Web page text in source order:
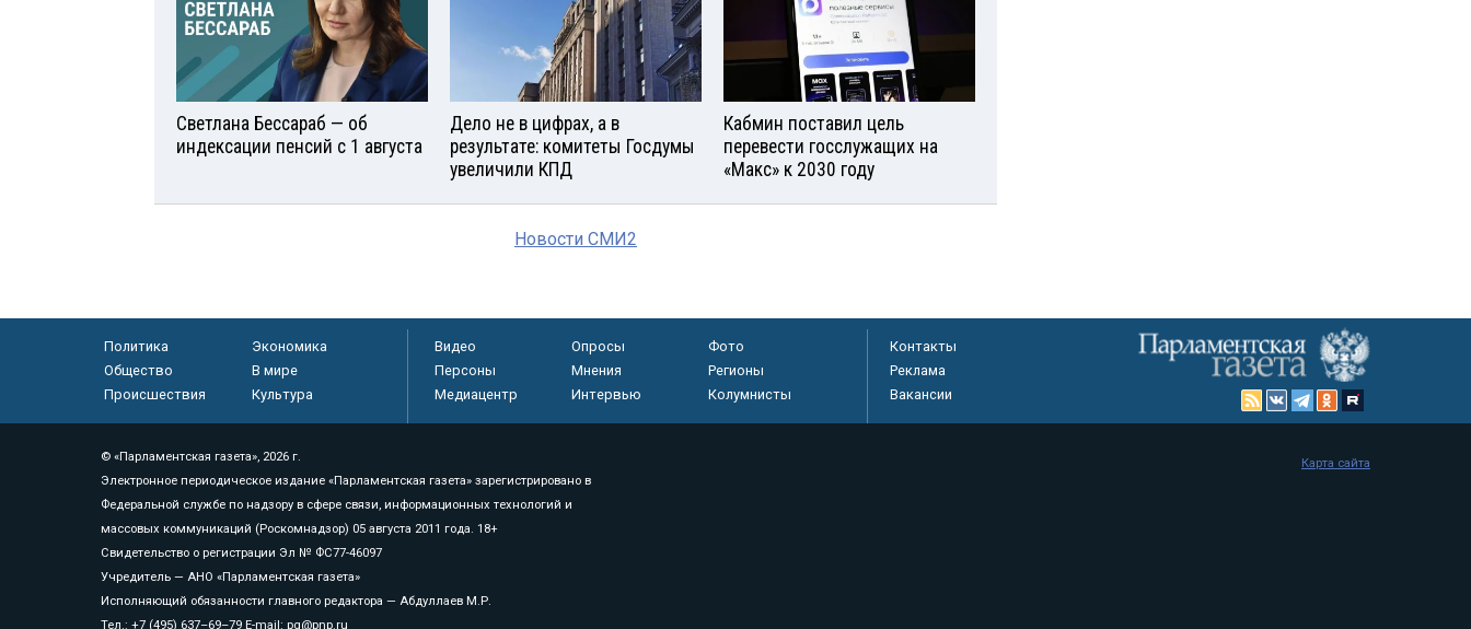
Светлана Бессараб — об
индексации пенсий с 1 августа
Дело не в цифрах, а в
результате: комитеты Госдумы
увеличили КПД
Кабмин поставил цель
перевести госслужащих на
«Макс» к 2030 году
Новости СМИ2
Политика
Экономика
Общество
В мире
Происшествия
Культура
Видео Опросы
Фото
Персоны
Мнения
Регионы
Медиацентр
Интервью Колумнисты
Контакты
Реклама
Вакансии
© «Парламентская газета», 2026 г.
Электронное периодическое издание «Парламентская газета» зарегистрировано в
Федеральной службе по надзору в сфере связи, информационных технологий и
массовых коммуникаций (Роскомнадзор) 05 августа 2011 года. 18+
Свидетельство о регистрации Эл № ФС77-46097
Учредитель — АНО «Парламентская газета»
Исполняющий обязанности главного редактора — Абдуллаев М.Р.
Тел.: +7 (495) 637–69–79 E-mail: pg@pnp.ru
Карта сайта